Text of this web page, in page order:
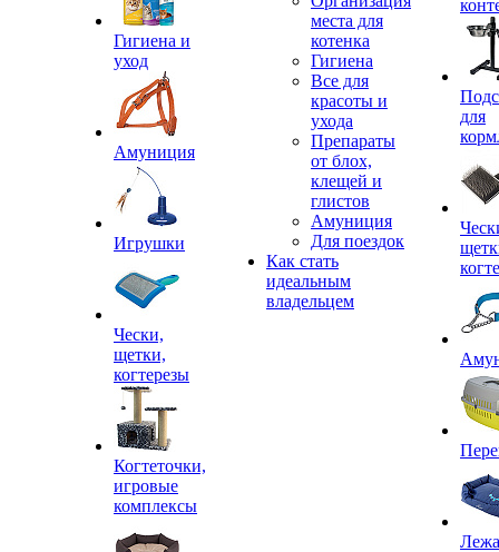
Гигиена и
уход
Амуниция
Игрушки
Чески,
щетки,
когтерезы
Когтеточки,
игровые
комплексы
места для
котенка
Гигиена
Все для
красоты и
ухода
Препараты
от блох,
клещей и
глистов
Амуниция
Для поездок
Как стать
идеальным
владельцем
для